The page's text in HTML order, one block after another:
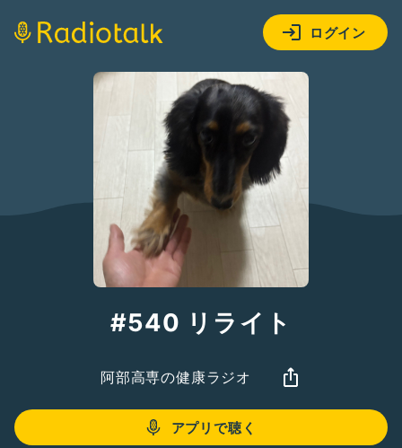
ログイン
#540 リライト
阿部高専の健康ラジオ
アプリで聴く